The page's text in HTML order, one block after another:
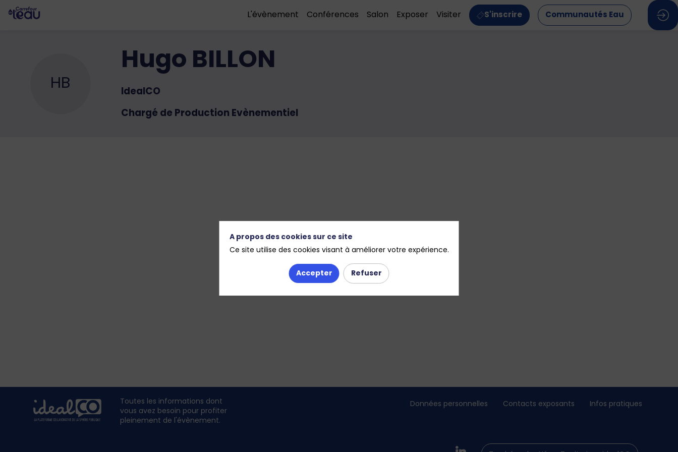
L'évènement Conférences Salon Exposer Visiter S'inscrire Communautés Eau
HB
HugoBILLON
IdealCO
Chargé de Production Evènementiel
Toutes les informations dont
vous avez besoin pour profiter
pleinement de l'évènement.
Données personnelles Contacts exposants Infos pratiques
A propos des cookies sur ce site
Ce site utilise des cookies visant à améliorer votre expérience.
Accepter Refuser